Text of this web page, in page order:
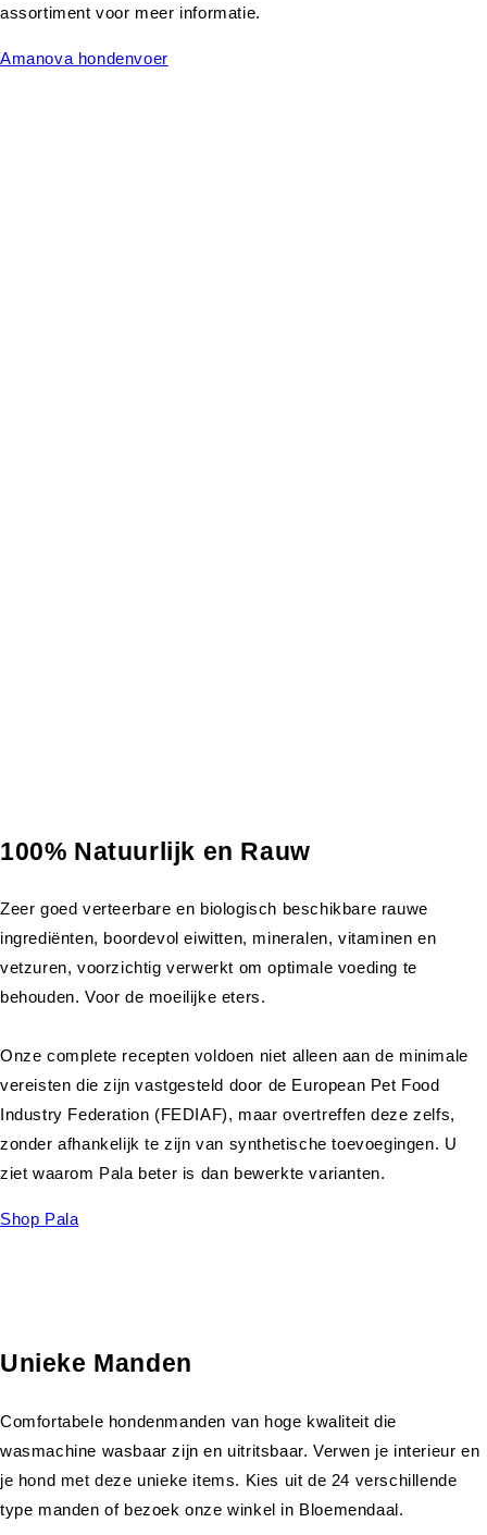
assortiment voor meer informatie.
Amanova hondenvoer
100% Natuurlijk en Rauw
Zeer goed verteerbare en biologisch beschikbare rauwe
ingrediënten, boordevol eiwitten, mineralen, vitaminen en
vetzuren, voorzichtig verwerkt om optimale voeding te
behouden. Voor de moeilijke eters.
Onze complete recepten voldoen niet alleen aan de minimale
vereisten die zijn vastgesteld door de European Pet Food
Industry Federation (FEDIAF), maar overtreffen deze zelfs,
zonder afhankelijk te zijn van synthetische toevoegingen. U
ziet waarom Pala beter is dan bewerkte varianten.
Shop Pala
Unieke Manden
Comfortabele hondenmanden van hoge kwaliteit die
wasmachine wasbaar zijn en uitritsbaar. Verwen je interieur en
je hond met deze unieke items. Kies uit de 24 verschillende
type manden of bezoek onze winkel in Bloemendaal.